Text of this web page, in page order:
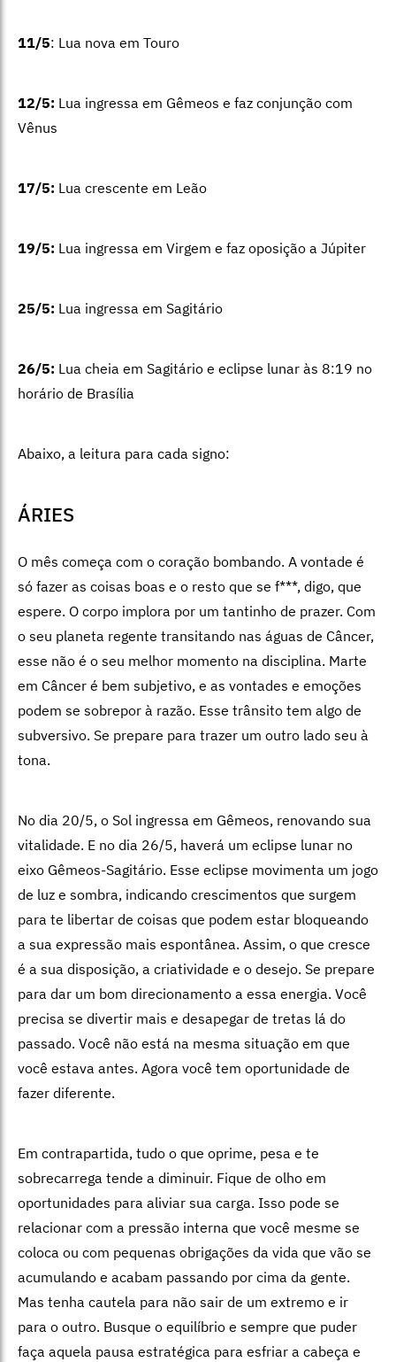
11/5: Lua nova em Touro
12/5: Lua ingressa em Gêmeos e faz conjunção com
Vênus
17/5: Lua crescente em Leão
19/5: Lua ingressa em Virgem e faz oposição a Júpiter
25/5: Lua ingressa em Sagitário
26/5: Lua cheia em Sagitário e eclipse lunar às 8:19 no
horário de Brasília
Abaixo, a leitura para cada signo:
ÁRIES
O mês começa com o coração bombando. A vontade é
só fazer as coisas boas e o resto que se f***, digo, que
espere. O corpo implora por um tantinho de prazer. Com
o seu planeta regente transitando nas águas de Câncer,
esse não é o seu melhor momento na disciplina. Marte
em Câncer é bem subjetivo, e as vontades e emoções
podem se sobrepor à razão. Esse trânsito tem algo de
subversivo. Se prepare para trazer um outro lado seu à
tona.
No dia 20/5, o Sol ingressa em Gêmeos, renovando sua
vitalidade. E no dia 26/5, haverá um eclipse lunar no
eixo Gêmeos-Sagitário. Esse eclipse movimenta um jogo
de luz e sombra, indicando crescimentos que surgem
para te libertar de coisas que podem estar bloqueando
a sua expressão mais espontânea. Assim, o que cresce
é a sua disposição, a criatividade e o desejo. Se prepare
para dar um bom direcionamento a essa energia. Você
precisa se divertir mais e desapegar de tretas lá do
passado. Você não está na mesma situação em que
você estava antes. Agora você tem oportunidade de
fazer diferente.
Em contrapartida, tudo o que oprime, pesa e te
sobrecarrega tende a diminuir. Fique de olho em
oportunidades para aliviar sua carga. Isso pode se
relacionar com a pressão interna que você mesme se
coloca ou com pequenas obrigações da vida que vão se
acumulando e acabam passando por cima da gente.
Mas tenha cautela para não sair de um extremo e ir
para o outro. Busque o equilíbrio e sempre que puder
faça aquela pausa estratégica para esfriar a cabeça e